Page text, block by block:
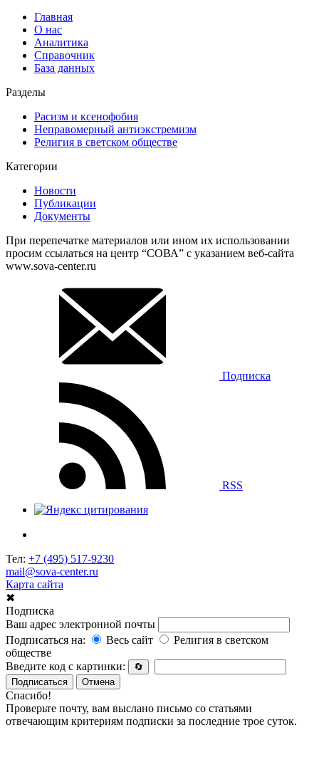
Главная
О нас
Аналитика
Справочник
База данных
Разделы
Расизм и ксенофобия
Неправомерный антиэкстремизм
Религия в светском обществе
Категории
Новости
Публикации
Документы
При перепечатке материалов или ином их использовании
просим ссылаться на центр “СОВА” с указанием веб-сайта
www.sova-center.ru
Подписка
RSS
Тел: +7 (495) 517-9230
mail@sova-center.ru
Карта сайта
✖
Подписка
Ваш адрес электронной почты
Подписаться на:
Весь сайт
Религия в светском
обществе
Введите код с картинки:
🔄
Подписаться
Отмена
Спасибо!
Проверьте почту, вам выслано письмо со статьями
отвечающим критериям подписки за последние трое суток.